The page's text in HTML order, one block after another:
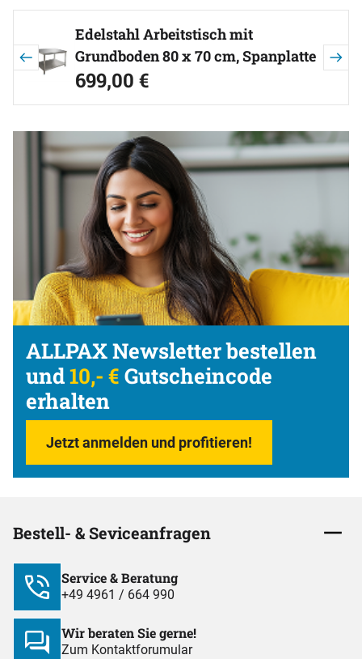
Artikel überspringen
Edelstahl Arbeitstisch mit
Grundboden 80 x 70 cm, Spanplatte
unterfüttert
699,00 €
ALLPAX Newsletter bestellen
und10,- € Gutscheincode
erhalten
Jetzt anmelden und profitieren!
Bestell- & Seviceanfragen
Service & Beratung
+49 4961 / 664 990
Wir beraten Sie gerne!
Zum Kontaktforumular